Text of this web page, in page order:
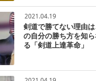
2021.04.19
剣道で勝てない理由
の自分の勝ち方を知
る「剣道上達革命」